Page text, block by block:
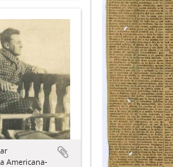
Americana-